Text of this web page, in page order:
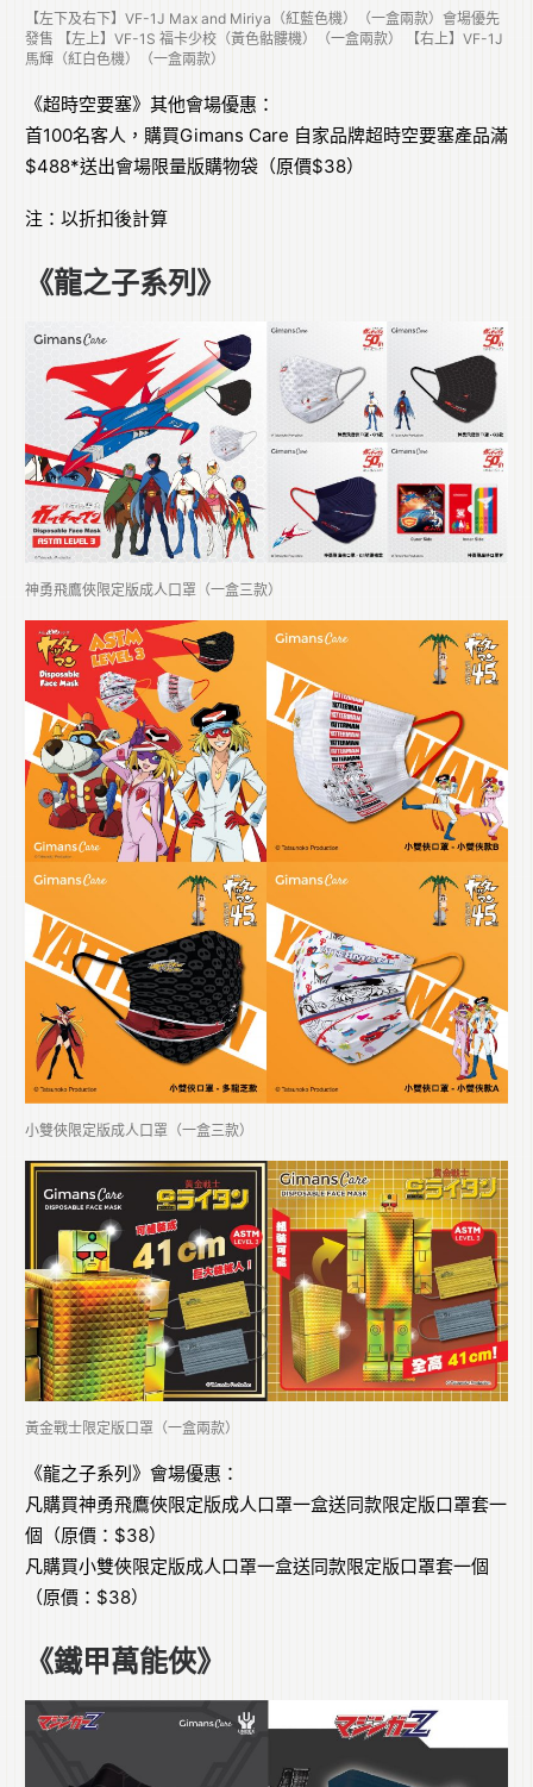
【左下及右下】VF-1J Max and Miriya（紅藍色機）（一盒兩款）會場優先
發售 【左上】VF-1S 福卡少校（黃色骷髏機）（一盒兩款） 【右上】VF-1J
馬輝（紅白色機）（一盒兩款）
《超時空要塞》其他會場優惠：
首100名客人，購買Gimans Care 自家品牌超時空要塞產品滿
$488*送出會場限量版購物袋（原價$38）
注：以折扣後計算
《龍之子系列》
神勇飛鷹俠限定版成人口罩（一盒三款）
小雙俠限定版成人口罩（一盒三款）
黃金戰士限定版口罩（一盒兩款）
《龍之子系列》會場優惠：
凡購買神勇飛鷹俠限定版成人口罩一盒送同款限定版口罩套一
個（原價：$38）
凡購買小雙俠限定版成人口罩一盒送同款限定版口罩套一個
（原價：$38）
《鐵甲萬能俠》